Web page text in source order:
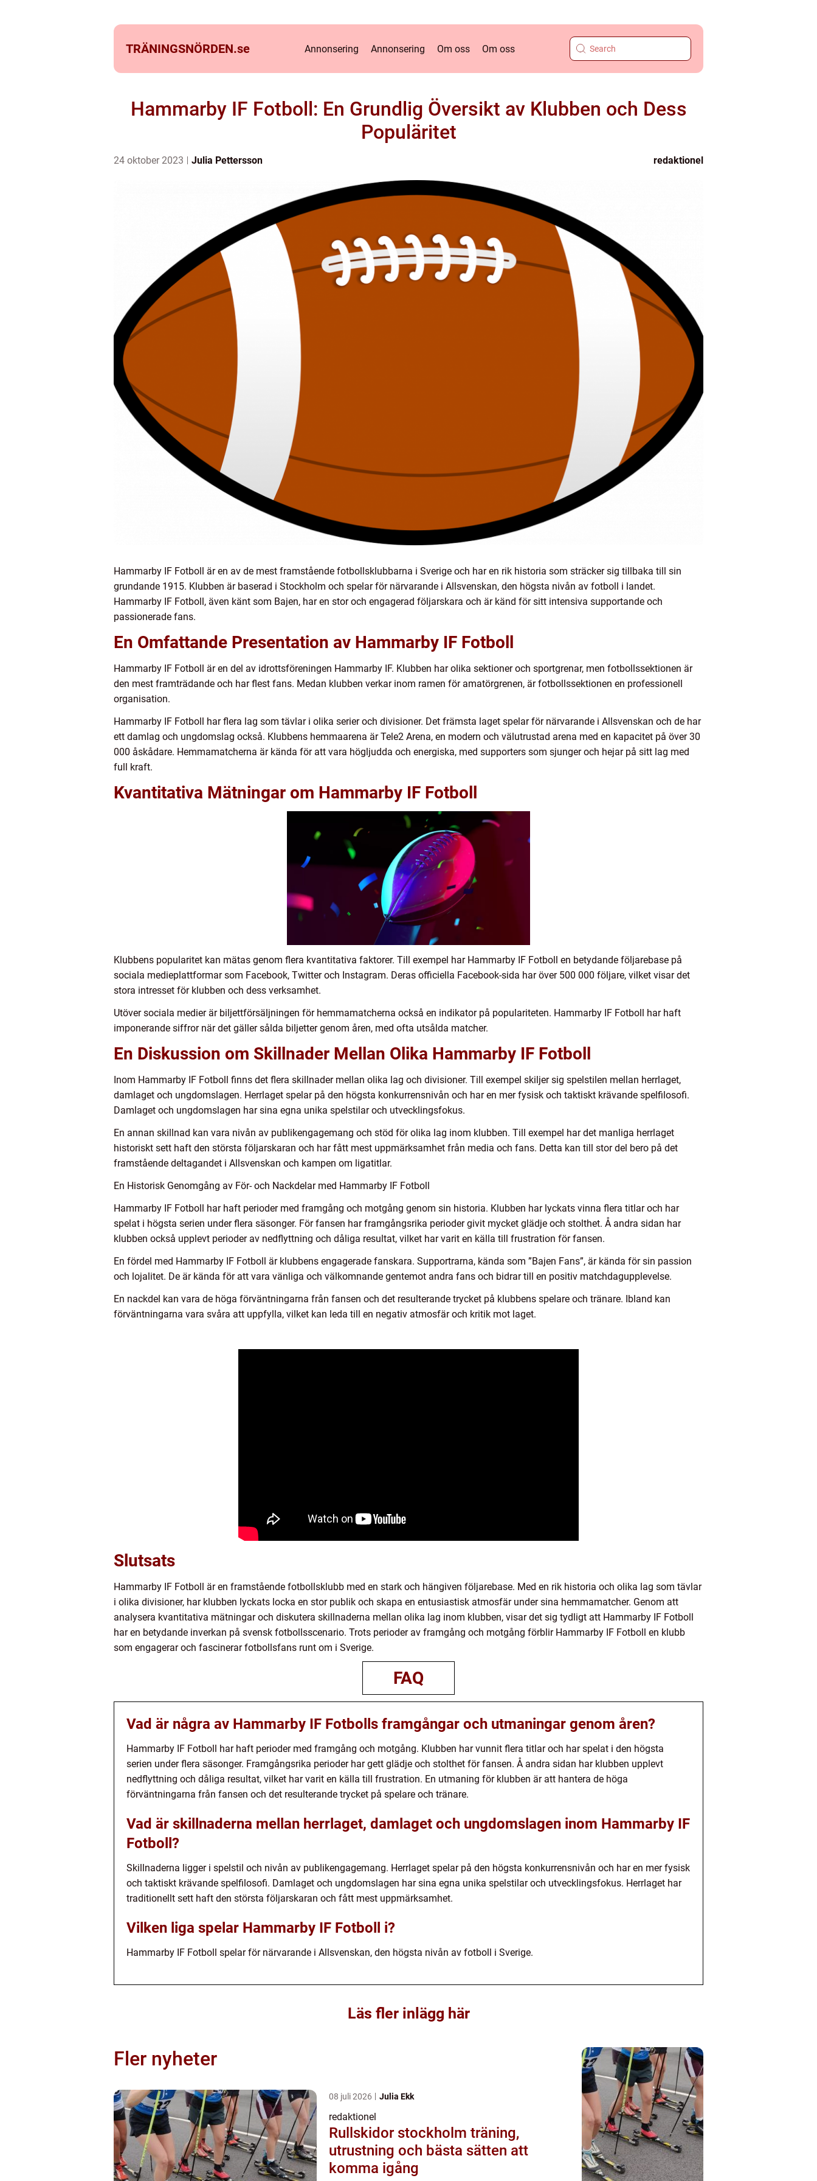
TRÄNINGSNÖRDEN.se Annonsering Annonsering Om oss Om oss
Hammarby IF Fotboll: En Grundlig Översikt av Klubben och Dess
Populäritet
24 oktober 2023 Julia Pettersson redaktionel
Hammarby IF Fotboll är en av de mest framstående fotbollsklubbarna i Sverige och har en rik historia som sträcker sig tillbaka till sin
grundande 1915. Klubben är baserad i Stockholm och spelar för närvarande i Allsvenskan, den högsta nivån av fotboll i landet.
Hammarby IF Fotboll, även känt som Bajen, har en stor och engagerad följarskara och är känd för sitt intensiva supportande och
passionerade fans.
En Omfattande Presentation av Hammarby IF Fotboll
Hammarby IF Fotboll är en del av idrottsföreningen Hammarby IF. Klubben har olika sektioner och sportgrenar, men fotbollssektionen är
den mest framträdande och har flest fans. Medan klubben verkar inom ramen för amatörgrenen, är fotbollssektionen en professionell
organisation.
Hammarby IF Fotboll har flera lag som tävlar i olika serier och divisioner. Det främsta laget spelar för närvarande i Allsvenskan och de har
ett damlag och ungdomslag också. Klubbens hemmaarena är Tele2 Arena, en modern och välutrustad arena med en kapacitet på över 30
000 åskådare. Hemmamatcherna är kända för att vara högljudda och energiska, med supporters som sjunger och hejar på sitt lag med
full kraft.
Kvantitativa Mätningar om Hammarby IF Fotboll
Klubbens popularitet kan mätas genom flera kvantitativa faktorer. Till exempel har Hammarby IF Fotboll en betydande följarebase på
sociala medieplattformar som Facebook, Twitter och Instagram. Deras officiella Facebook-sida har över 500 000 följare, vilket visar det
stora intresset för klubben och dess verksamhet.
Utöver sociala medier är biljettförsäljningen för hemmamatcherna också en indikator på populariteten. Hammarby IF Fotboll har haft
imponerande siffror när det gäller sålda biljetter genom åren, med ofta utsålda matcher.
En Diskussion om Skillnader Mellan Olika Hammarby IF Fotboll
Inom Hammarby IF Fotboll finns det flera skillnader mellan olika lag och divisioner. Till exempel skiljer sig spelstilen mellan herrlaget,
damlaget och ungdomslagen. Herrlaget spelar på den högsta konkurrensnivån och har en mer fysisk och taktiskt krävande spelfilosofi.
Damlaget och ungdomslagen har sina egna unika spelstilar och utvecklingsfokus.
En annan skillnad kan vara nivån av publikengagemang och stöd för olika lag inom klubben. Till exempel har det manliga herrlaget
historiskt sett haft den största följarskaran och har fått mest uppmärksamhet från media och fans. Detta kan till stor del bero på det
framstående deltagandet i Allsvenskan och kampen om ligatitlar.
En Historisk Genomgång av För- och Nackdelar med Hammarby IF Fotboll
Hammarby IF Fotboll har haft perioder med framgång och motgång genom sin historia. Klubben har lyckats vinna flera titlar och har
spelat i högsta serien under flera säsonger. För fansen har framgångsrika perioder givit mycket glädje och stolthet. Å andra sidan har
klubben också upplevt perioder av nedflyttning och dåliga resultat, vilket har varit en källa till frustration för fansen.
En fördel med Hammarby IF Fotboll är klubbens engagerade fanskara. Supportrarna, kända som ”Bajen Fans”, är kända för sin passion
och lojalitet. De är kända för att vara vänliga och välkomnande gentemot andra fans och bidrar till en positiv matchdagupplevelse.
En nackdel kan vara de höga förväntningarna från fansen och det resulterande trycket på klubbens spelare och tränare. Ibland kan
förväntningarna vara svåra att uppfylla, vilket kan leda till en negativ atmosfär och kritik mot laget.
Slutsats
Hammarby IF Fotboll är en framstående fotbollsklubb med en stark och hängiven följarebase. Med en rik historia och olika lag som tävlar
i olika divisioner, har klubben lyckats locka en stor publik och skapa en entusiastisk atmosfär under sina hemmamatcher. Genom att
analysera kvantitativa mätningar och diskutera skillnaderna mellan olika lag inom klubben, visar det sig tydligt att Hammarby IF Fotboll
har en betydande inverkan på svensk fotbollsscenario. Trots perioder av framgång och motgång förblir Hammarby IF Fotboll en klubb
som engagerar och fascinerar fotbollsfans runt om i Sverige.
FAQ
Vad är några av Hammarby IF Fotbolls framgångar och utmaningar genom åren?
Hammarby IF Fotboll har haft perioder med framgång och motgång. Klubben har vunnit flera titlar och har spelat i den högsta
serien under flera säsonger. Framgångsrika perioder har gett glädje och stolthet för fansen. Å andra sidan har klubben upplevt
nedflyttning och dåliga resultat, vilket har varit en källa till frustration. En utmaning för klubben är att hantera de höga
förväntningarna från fansen och det resulterande trycket på spelare och tränare.
Vad är skillnaderna mellan herrlaget, damlaget och ungdomslagen inom Hammarby IF
Fotboll?
Skillnaderna ligger i spelstil och nivån av publikengagemang. Herrlaget spelar på den högsta konkurrensnivån och har en mer fysisk
och taktiskt krävande spelfilosofi. Damlaget och ungdomslagen har sina egna unika spelstilar och utvecklingsfokus. Herrlaget har
traditionellt sett haft den största följarskaran och fått mest uppmärksamhet.
Vilken liga spelar Hammarby IF Fotboll i?
Hammarby IF Fotboll spelar för närvarande i Allsvenskan, den högsta nivån av fotboll i Sverige.
Läs fler inlägg här
Fler nyheter
08 juli 2026 Julia Ekk
redaktionel
Rullskidor stockholm träning,
utrustning och bästa sätten att
komma igång